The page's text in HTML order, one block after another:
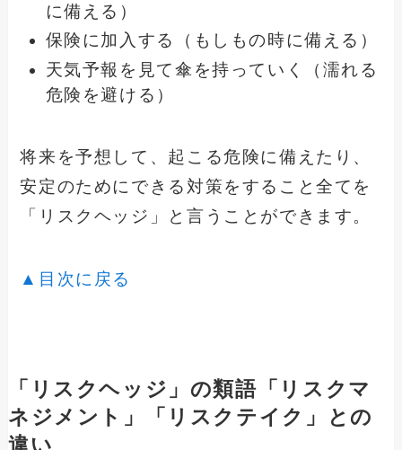
に備える）
保険に加入する（もしもの時に備える）
天気予報を見て傘を持っていく（濡れる
危険を避ける）
将来を予想して、起こる危険に備えたり、
安定のためにできる対策をすること全てを
「リスクヘッジ」と言うことができます。
▲目次に戻る
「リスクヘッジ」の類語「リスクマ
ネジメント」「リスクテイク」との
違い